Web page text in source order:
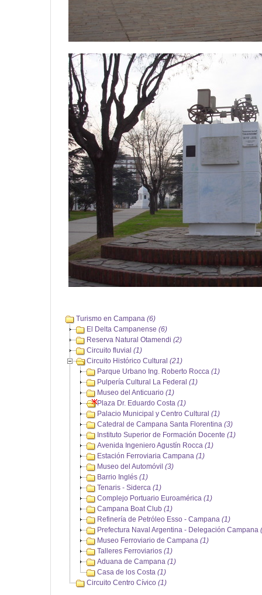
Turismo en Campana (6)
El Delta Campanense (6)
Reserva Natural Otamendi (2)
Circuito fluvial (1)
Circuito Histórico Cultural (21)
Parque Urbano Ing. Roberto Rocca (1)
Pulpería Cultural La Federal (1)
Museo del Anticuario (1)
Plaza Dr. Eduardo Costa (1)
Palacio Municipal y Centro Cultural (1)
Catedral de Campana Santa Florentina (3)
Instituto Superior de Formación Docente (1)
Avenida Ingeniero Agustín Rocca (1)
Estación Ferroviaria Campana (1)
Museo del Automóvil (3)
Barrio Inglés (1)
Tenaris - Siderca (1)
Complejo Portuario Euroamérica (1)
Campana Boat Club (1)
Refinería de Petróleo Esso - Campana (1)
Prefectura Naval Argentina - Delegación Campana
Museo Ferroviario de Campana (1)
Talleres Ferroviarios (1)
Aduana de Campana (1)
Casa de los Costa (1)
Circuito Centro Cívico (1)